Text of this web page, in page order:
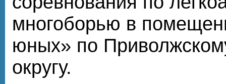
многоборью в
юных» по
округу.